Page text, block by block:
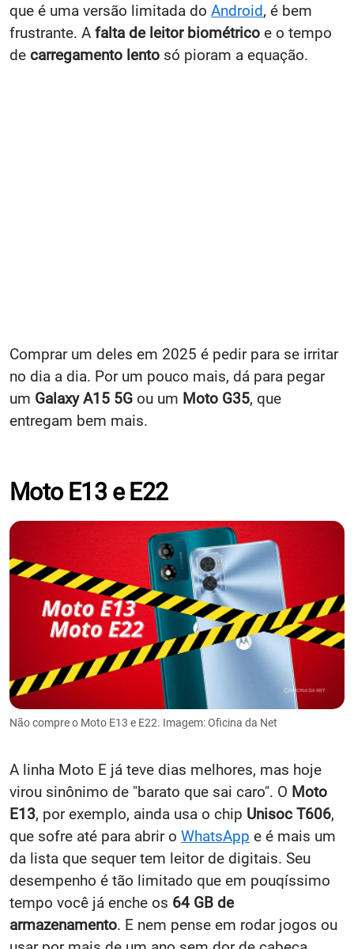
que é uma versão limitada do Android, é bem
frustrante. A falta de leitor biométrico e o tempo
de carregamento lento só pioram a equação.
Comprar um deles em 2025 é pedir para se irritar
no dia a dia. Por um pouco mais, dá para pegar
um Galaxy A15 5G ou um Moto G35, que
entregam bem mais.
Moto E13 e E22
Não compre o Moto E13 e E22. Imagem: Oficina da Net
A linha Moto E já teve dias melhores, mas hoje
virou sinônimo de "barato que sai caro". O Moto
E13, por exemplo, ainda usa o chip Unisoc T606,
que sofre até para abrir o WhatsApp e é mais um
da lista que sequer tem leitor de digitais. Seu
desempenho é tão limitado que em pouqíssimo
tempo você já enche os 64 GB de
armazenamento. E nem pense em rodar jogos ou